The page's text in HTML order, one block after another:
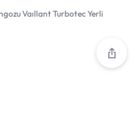
Vaıllant Turbotec Yerli